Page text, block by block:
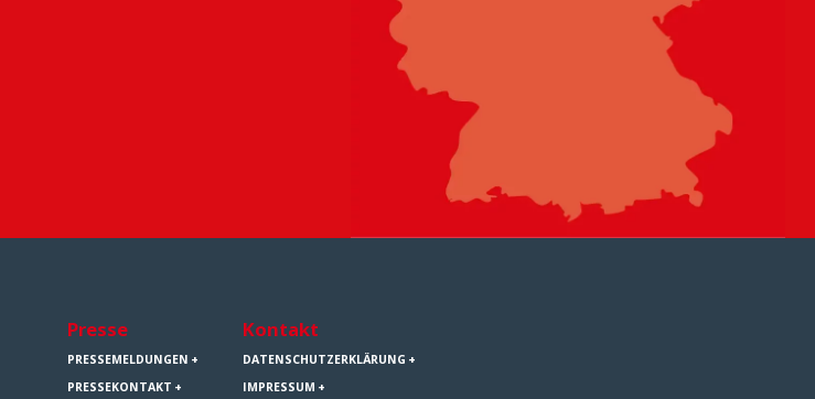
Presse
PRESSEMELDUNGEN
PRESSEKONTAKT
Kontakt
DATENSCHUTZERKLÄRUNG
IMPRESSUM